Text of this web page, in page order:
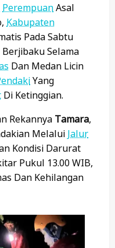
PerempuanAsal
Kabupaten
Pada Sabtu
Selama
Dan Medan Licin
Yang
Di Ketinggian.
Rekannya Tamara,
Melalui Jalur
Kondisi Darurat
Pukul 13.00 WIB,
Dan Kehilangan